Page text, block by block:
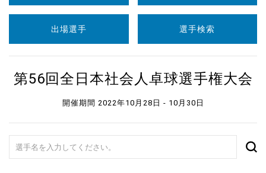
出場選手 選手検索
第56回全日本社会人卓球選手権大会
開催期間 2022年10月28日 - 10月30日